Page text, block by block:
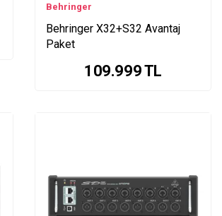
Behringer
Behringer X32+S32 Avantaj
Paket
109.999TL